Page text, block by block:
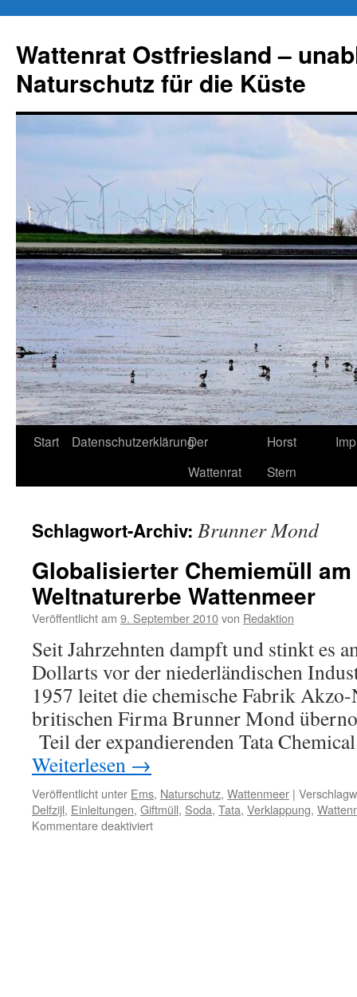
springen
Wattenrat Ostfriesland –
Naturschutz für die Küste
Start DatenschutzerklärungDer
Wattenrat
Horst
Stern
Schlagwort-Archiv: Brunner Mond
Globalisierter Chemiemüll
Weltnaturerbe Wattenmeer
Veröffentlicht am 9. September 2010von Redaktion
Seit Jahrzehnten dampft und stinkt es
Dollarts vor der niederländischen
1957 leitet die chemische Fabrik
britischen Firma Brunner Mond
Teil der expandierenden Tata
Weiterlesen →
Veröffentlicht unter Ems, Naturschutz, Wattenmeer |
Delfzijl, Einleitungen, Giftmüll, Soda, Tata, Verklappung,
Kommentare deaktiviertfür